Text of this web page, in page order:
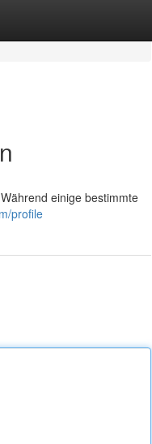
einige bestimmte
profile